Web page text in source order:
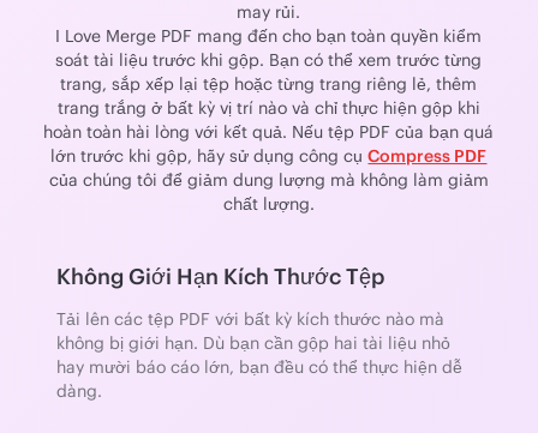
may rủi.
I Love Merge PDF mang đến cho bạn toàn quyền kiểm
soát tài liệu trước khi gộp. Bạn có thể xem trước từng
trang, sắp xếp lại tệp hoặc từng trang riêng lẻ, thêm
trang trắng ở bất kỳ vị trí nào và chỉ thực hiện gộp khi
hoàn toàn hài lòng với kết quả. Nếu tệp PDF của bạn quá
lớn trước khi gộp, hãy sử dụng công cụCompress PDF
của chúng tôi để giảm dung lượng mà không làm giảm
chất lượng.
Không Giới Hạn Kích Thước Tệp
Tải lên các tệp PDF với bất kỳ kích thước nào mà
không bị giới hạn. Dù bạn cần gộp hai tài liệu nhỏ
hay mười báo cáo lớn, bạn đều có thể thực hiện dễ
dàng.